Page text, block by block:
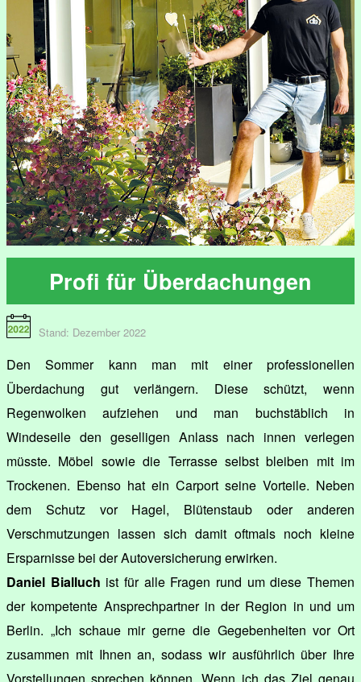
Profi für Überdachungen
Stand: Dezember 2022
Den Sommer kann man mit einer professionellen
Überdachung gut verlängern. Diese schützt, wenn
Regenwolken aufziehen und man buchstäblich in
Windeseile den geselligen Anlass nach innen verlegen
müsste. Möbel sowie die Terrasse selbst bleiben mit im
Trockenen. Ebenso hat ein Carport seine Vorteile. Neben
dem Schutz vor Hagel, Blütenstaub oder anderen
Verschmutzungen lassen sich damit oftmals noch kleine
Ersparnisse bei der Autoversicherung erwirken.
Daniel Bialluch ist für alle Fragen rund um diese Themen
der kompetente Ansprechpartner in der Region in und um
Berlin. „Ich schaue mir gerne die Gegebenheiten vor Ort
zusammen mit Ihnen an, sodass wir ausführlich über Ihre
Vorstellungen sprechen können. Wenn ich das Ziel genau